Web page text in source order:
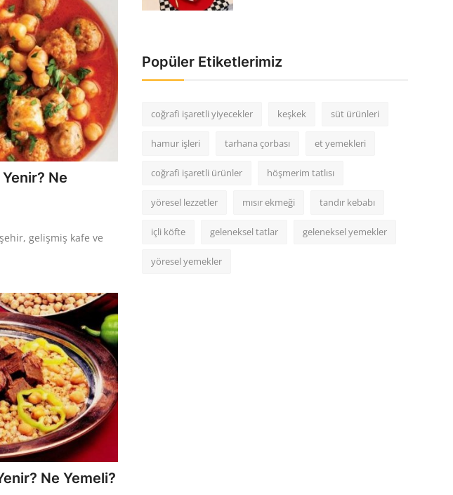
Ne
gelişmiş kafe ve
Ne Yemeli?
Popüler Etiketlerimiz
coğrafi işaretli yiyecekler keşkek süt ürünleri
hamur işleri tarhana çorbası et yemekleri
coğrafi işaretli ürünler höşmerim tatlısı
yöresel lezzetler mısır ekmeği tandır kebabı
içli köfte geleneksel tatlar geleneksel yemekler
yöresel yemekler